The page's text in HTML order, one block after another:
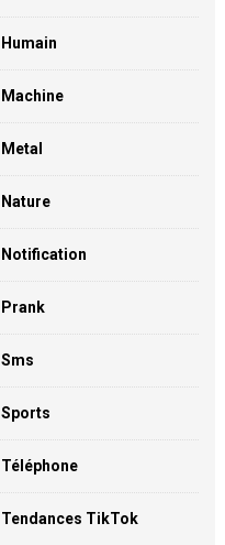
Humain
Machine
Metal
Nature
Notification
Prank
Sms
Sports
Téléphone
Tendances TikTok